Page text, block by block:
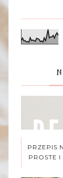
PRZEPIS
PROSTE I